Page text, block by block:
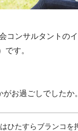
コンサルタントの
です。
お過ごしでしたか。
ひたすらブランコを